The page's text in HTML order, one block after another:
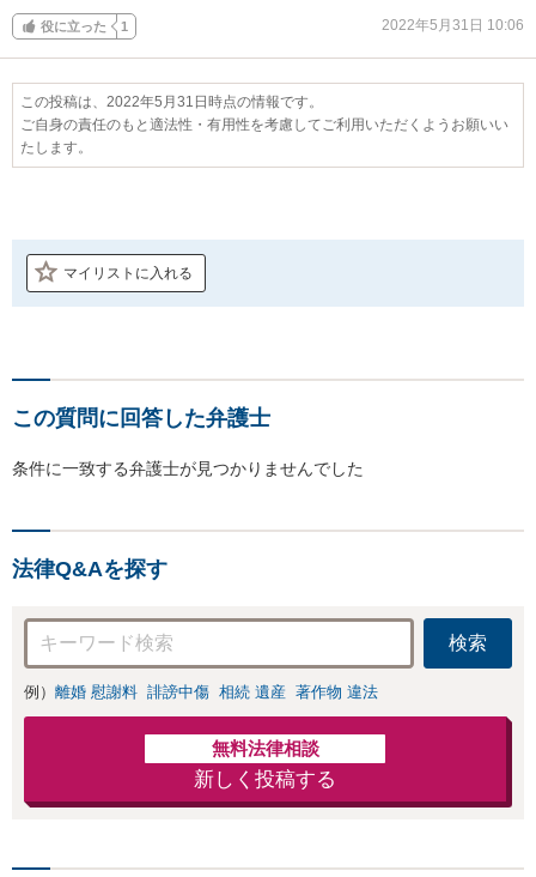
役に立った 1 2022年5月31日 10:06
この投稿は、2022年5月31日時点の情報です。
ご自身の責任のもと適法性・有用性を考慮してご利用いただくようお願いい
たします。
マイリストに入れる
この質問に回答した弁護士
条件に一致する弁護士が見つかりませんでした
法律Q&Aを探す
検索
例） 離婚 慰謝料 誹謗中傷 相続 遺産 著作物 違法
無料法律相談
新しく投稿する